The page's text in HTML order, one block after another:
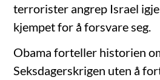
terrorister angrep Israel
kjempet for å forsvare seg.
Obama forteller historien
Seksdagerskrigen uten å